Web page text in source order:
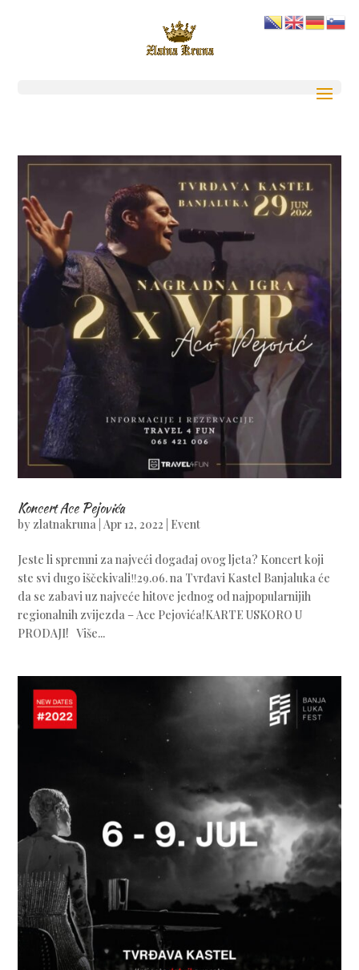
Koncert Ace Pejovića
by zlatnakruna |Apr 12, 2022 Event
Jeste li spremni za najveći događaj ovog ljeta? Koncert koji
ste svi dugo iščekivali‼️29.06. na Tvrđavi Kastel Banjaluka će
da se zabavi uz najveće hitove jednog od najpopularnijih
regionalnih zvijezda – Ace Pejovića!KARTE USKORO U
PRODAJI! Više...